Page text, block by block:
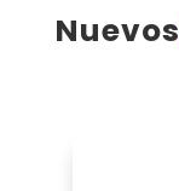
Nuevos